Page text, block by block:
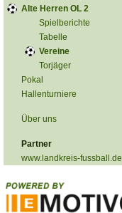
Alte Herren OL 2
Spielberichte
Tabelle
Vereine
Torjäger
Pokal
Hallenturniere
Über uns
Partner
www.landkreis-fussball.de